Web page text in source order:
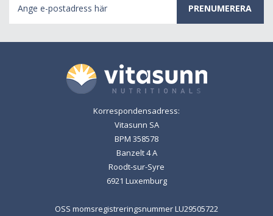
postadress
Korrespondensadress:
Vitasunn SA
BPM 358578
Banzelt 4 A
Roodt-sur-Syre
6921 Luxemburg
OSS momsregistreringsnummer LU29505722